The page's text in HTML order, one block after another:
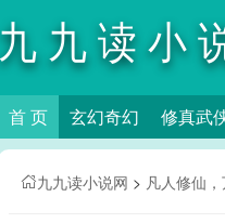
九九读小
首 页 玄幻奇幻 修真武
九九读小说网 > 凡人修仙